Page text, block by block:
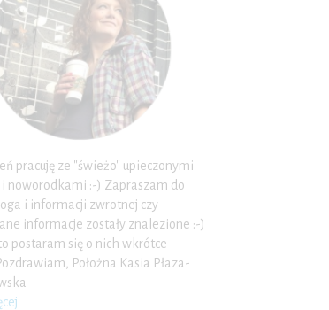
pracuję ze "świeżo" upieczonymi
noworodkami :-) Zapraszam do
i informacji zwrotnej czy
informacje zostały znalezione :-)
postaram się o nich wkrótce
Położna Kasia Płaza-